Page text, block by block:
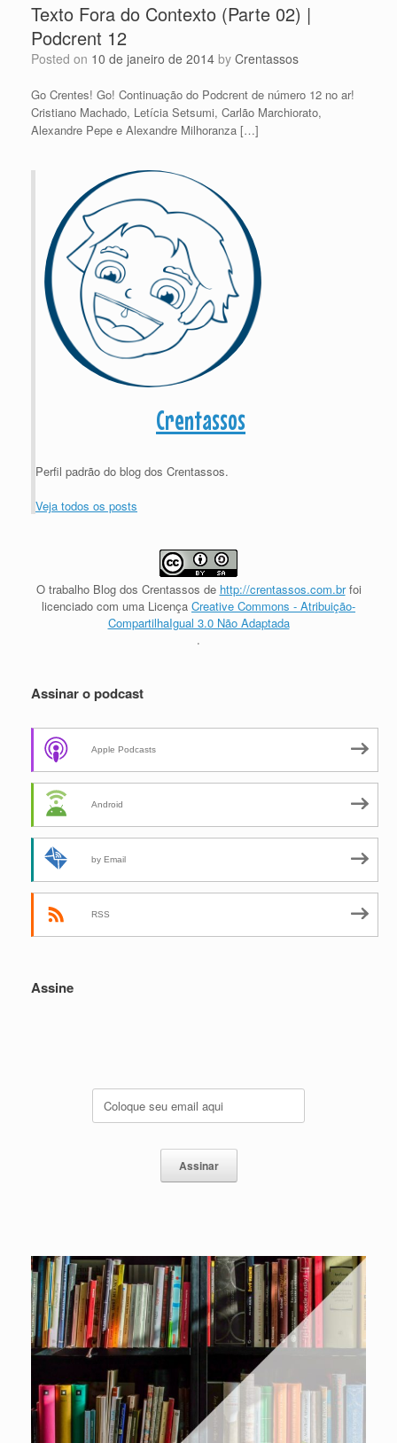
Texto Fora do Contexto (Parte 02) |
Podcrent 12
Posted on 10 de janeiro de 2014 by Crentassos
Go Crentes! Go! Continuação do Podcrent de número 12 no ar!
Cristiano Machado, Letícia Setsumi, Carlão Marchiorato,
Alexandre Pepe e Alexandre Milhoranza […]
Crentassos
Perfil padrão do blog dos Crentassos.
Veja todos os posts
O trabalho Blog dos Crentassos de http://crentassos.com.brfoi
licenciado com uma Licença Creative Commons - Atribuição-
CompartilhaIgual 3.0 Não Adaptada
.
Assinar o podcast
Apple Podcasts
Android
by Email
RSS
Assine